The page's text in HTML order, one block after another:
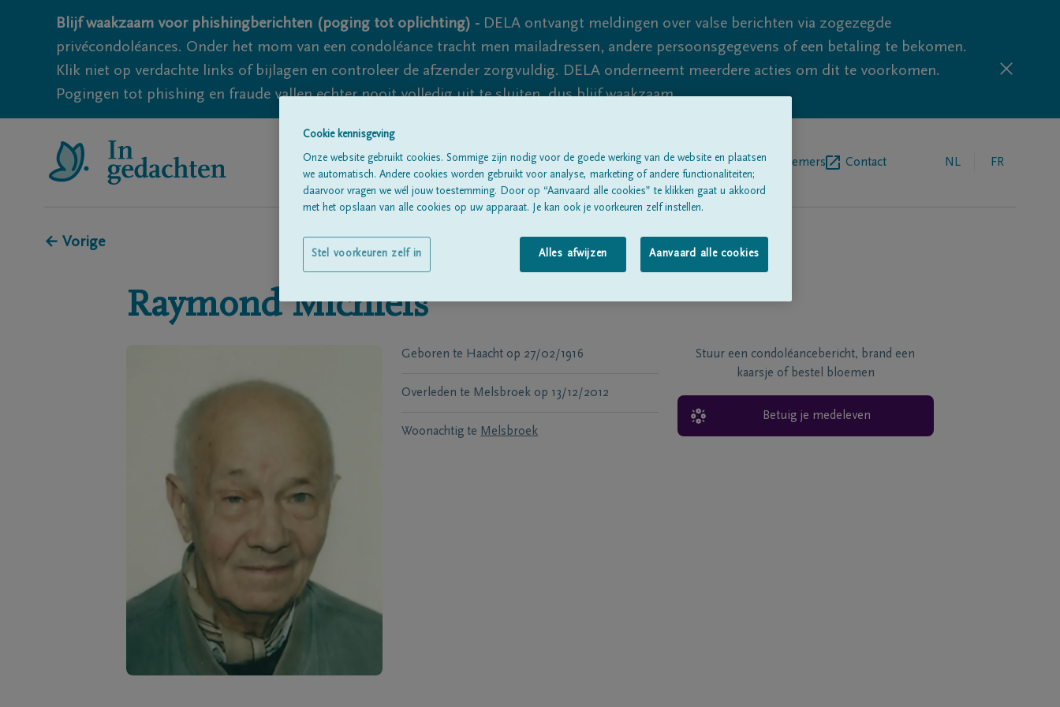
Blijf waakzaam voor phishingberichten (poging tot oplichting) - DELA ontvangt meldingen over valse berichten via zogezegde
privécondoléances. Onder het mom van een condoléance tracht men mailadressen, andere persoonsgegevens of een betaling te bekomen.
Klik niet op verdachte links of bijlagen en controleer de afzender zorgvuldig. DELA onderneemt meerdere acties om dit te voorkomen.
Pogingen tot phishing en fraude vallen echter nooit volledig uit te sluiten, dus blijf waakzaam.
Alle rouwberichtenOver onsBegrafenisondernemers Contact NL FR
← Vorige
Raymond Michiels
Geboren te Haacht op 27/02/1916
Overleden te Melsbroek op 13/12/2012
Woonachtig te Melsbroek
Stuur een condoléancebericht, brand een
kaarsje of bestel bloemen
Betuig je medeleven
Cookie kennisgeving
Onze website gebruikt cookies. Sommige zijn nodig voor de goede werking van de website en plaatsen
we automatisch. Andere cookies worden gebruikt voor analyse, marketing of andere functionaliteiten;
daarvoor vragen we wél jouw toestemming. Door op “Aanvaard alle cookies” te klikken gaat u akkoord
met het opslaan van alle cookies op uw apparaat. Je kan ook je voorkeuren zelf instellen.
Alles afwijzen Aanvaard alle cookies
Stel voorkeuren zelf in